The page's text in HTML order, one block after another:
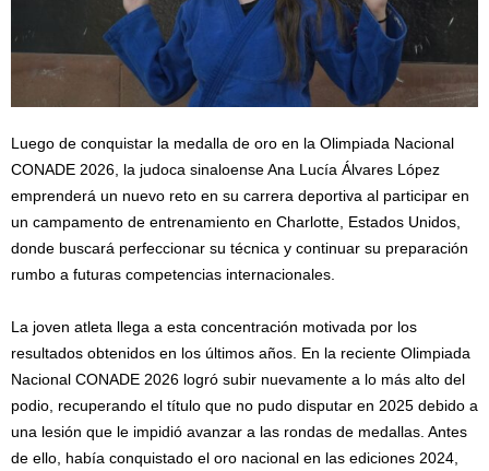
Luego de conquistar la medalla de oro en la Olimpiada Nacional
CONADE 2026, la judoca sinaloense Ana Lucía Álvares López
emprenderá un nuevo reto en su carrera deportiva al participar en
un campamento de entrenamiento en Charlotte, Estados Unidos,
donde buscará perfeccionar su técnica y continuar su preparación
rumbo a futuras competencias internacionales.
La joven atleta llega a esta concentración motivada por los
resultados obtenidos en los últimos años. En la reciente Olimpiada
Nacional CONADE 2026 logró subir nuevamente a lo más alto del
podio, recuperando el título que no pudo disputar en 2025 debido a
una lesión que le impidió avanzar a las rondas de medallas. Antes
de ello, había conquistado el oro nacional en las ediciones 2024,